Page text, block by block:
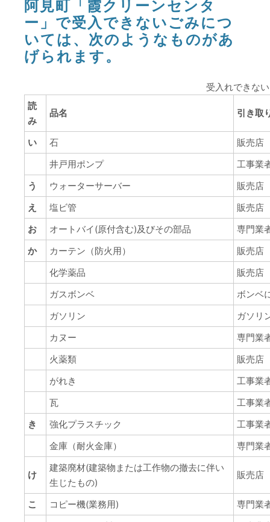
阿見町「霞クリーンセンタ
ー」で受入できないごみにつ
いては、次のようなものがあ
げられます。
受入れできな
読
み
品名 引き取
い 石
販売店
井戸用ポンプ
工事業
う
ウォーターサーバー
販売店
え
塩ビ管
販売店
お
オートバイ(原付含む)及びその部品
専門業
か
カーテン（防火用）
販売店
化学薬品
販売店
ガスボンベ
ボンベ
ガソリン
ガソリ
カヌー
専門業
火薬類
販売店
がれき
工事業
瓦
工事業
き
強化プラスチック
工事業
金庫（耐火金庫）
専門業
け
建築廃材(建築物または工作物の撤去に伴い
生じたもの)
販売店
こ コピー機(業務用)
専門業